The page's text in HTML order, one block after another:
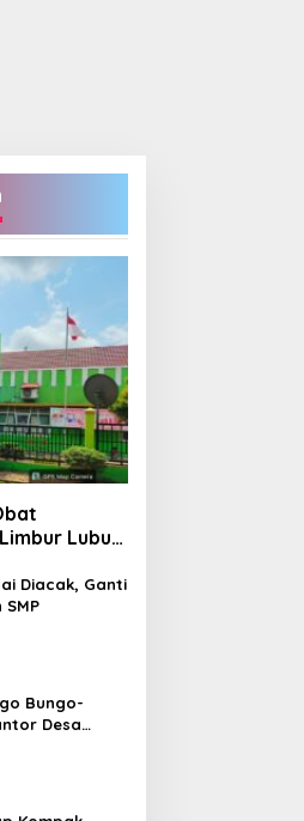
Lubuk
Diacak, Ganti
SMP
Bungo-
Desa